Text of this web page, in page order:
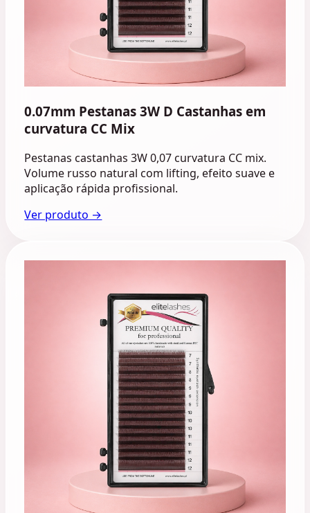
0.07mm Pestanas 3W D Castanhas em
curvatura CC Mix
Pestanas castanhas 3W 0,07 curvatura CC mix.
Volume russo natural com lifting, efeito suave e
aplicação rápida profissional.
Ver produto →